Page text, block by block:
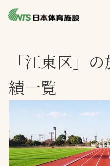
ニュース
プレスリリース
製品・サービス一覧
施工・管理実績一覧
「江東区」
績一覧